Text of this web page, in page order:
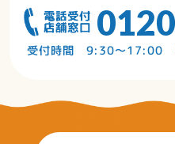
受付時間 9:30〜17:00